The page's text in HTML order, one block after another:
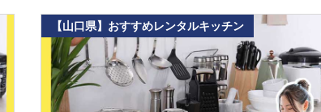
【山口県】おすすめレンタルキッチン